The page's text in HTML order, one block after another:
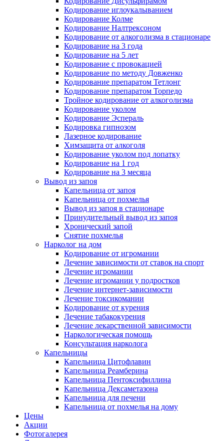
Кодирование иглоукалыванием
Кодирование Колме
Кодирование Налтрексоном
Кодирование от алкоголизма в стационаре
Кодирование на 3 года
Кодирование на 5 лет
Кодирование с провокацией
Кодирование по методу Довженко
Кодирование препаратом Тетлонг
Кодирование препаратом Торпедо
Тройное кодирование от алкоголизма
Кодирование уколом
Кодирование Эспераль
Кодировка гипнозом
Лазерное кодирование
Химзащита от алкоголя
Кодирование уколом под лопатку
Кодирование на 1 год
Кодирование на 3 месяца
Вывод из запоя
Капельница от запоя
Капельница от похмелья
Вывод из запоя в стационаре
Принудительный вывод из запоя
Хронический запой
Снятие похмелья
Нарколог на дом
Кодирование от игромании
Лечение зависимости от ставок на спорт
Лечение игромании
Лечение игромании у подростков
Лечение интернет-зависимости
Лечение токсикомании
Кодирование от курения
Лечение табакокурения
Лечение лекарственной зависимости
Наркологическая помощь
Консультация нарколога
Капельницы
Капельница Цитофлавин
Капельница Реамберина
Капельница Пентоксифиллина
Капельница Дексаметазона
Капельница для печени
Капельница от похмелья на дому
Цены
Акции
Фотогалерея